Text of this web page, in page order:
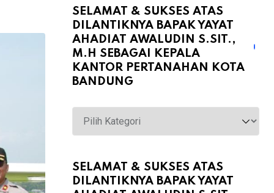
SELAMAT & SUKSES ATAS
DILANTIKNYA BAPAK YAYAT
AHADIAT AWALUDIN S.SIT.,
M.H SEBAGAI KEPALA
KANTOR PERTANAHAN KOTA
BANDUNG
Selamat
&
atas
Dilantiknya
SELAMAT & SUKSES ATAS
DILANTIKNYA BAPAK YAYAT